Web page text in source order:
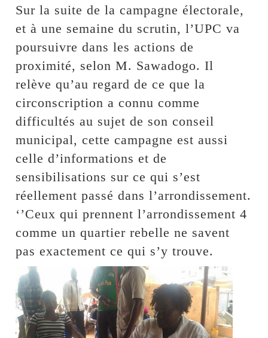
Sur la suite de la campagne électorale,
et à une semaine du scrutin, l’UPC va
poursuivre dans les actions de
proximité, selon M. Sawadogo. Il
relève qu’au regard de ce que la
circonscription a connu comme
difficultés au sujet de son conseil
municipal, cette campagne est aussi
celle d’informations et de
sensibilisations sur ce qui s’est
réellement passé dans l’arrondissement.
‘’Ceux qui prennent l’arrondissement 4
comme un quartier rebelle ne savent
pas exactement ce qui s’y trouve.